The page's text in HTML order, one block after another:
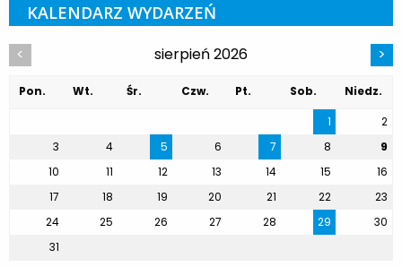
KALENDARZ WYDARZEŃ
< sierpień 2026 >
Pon. Wt. Śr. Czw. Pt. Sob.
Niedz.
1
2
3
4 5 6 7 8
9
10
11 12 13 14 15
16
17
18 19 20 21 22
23
24
25 26 27 28 29
30
31